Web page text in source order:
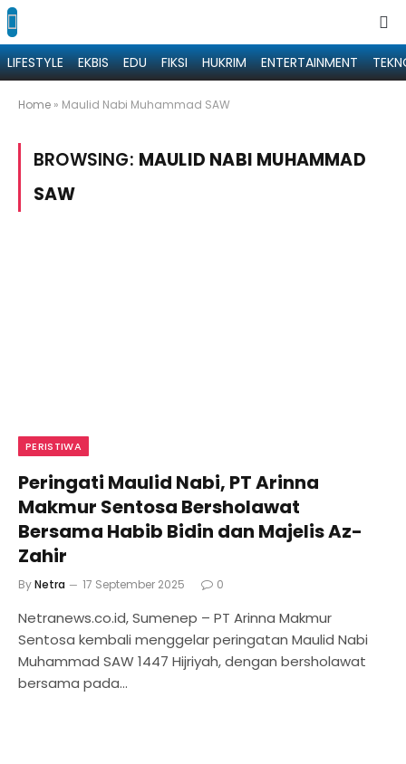
LIFESTYLE EKBIS EDU FIKSI HUKRIM ENTERTAINMENT
Home » Maulid Nabi Muhammad SAW
BROWSING: MAULID NABI MUHAMMAD
SAW
PERISTIWA
Peringati Maulid Nabi, PT Arinna
Makmur Sentosa Bersholawat
Bersama Habib Bidin dan Majelis Az-
Zahir
ByNetra 17 September 2025 0
Netranews.co.id, Sumenep – PT Arinna Makmur
Sentosa kembali menggelar peringatan Maulid Nabi
Muhammad SAW 1447 Hijriyah, dengan bersholawat
bersama pada…